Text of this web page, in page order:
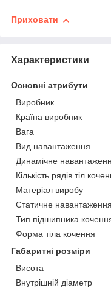
Приховати
Характеристики
Основні атрибути
Виробник
Країна виробник
Вага
Вид навантаження
Динамічне
Кількість рядів тіл
Матеріал виробу
Статичне навантаження
Тип підшипника
Форма тіла кочення
Габаритні розміри
Висота
Внутрішній діаметр